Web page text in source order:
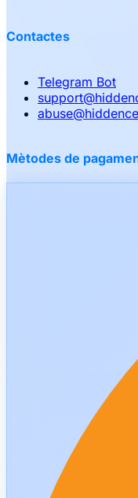
Contactes
Telegram Bot
support@
abuse@
Mètodes de